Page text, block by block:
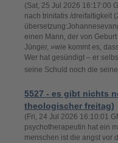
(Sat, 25 Jul 2026 16:17:00
nach trinitatis /dreifaltigkeit
einen Mann, der von
Jünger, »wie kommt es,
Wer hat gesündigt – er
seine Schuld noch die
5527 - es gibt nichts
theologischer freitag)
(Fri, 24 Jul 2026 16:10:01
psychotherapeutin hat ein
menschen ist die angst vor